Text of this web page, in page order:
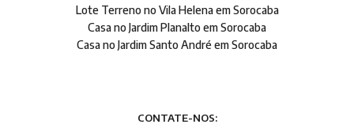
Lote Terreno no Vila Helena em Sorocaba
Casa no Jardim Planalto em Sorocaba
Casa no Jardim Santo André em Sorocaba
CONTATE-NOS: